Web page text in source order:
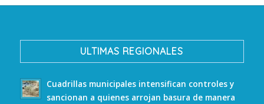
ULTIMAS REGIONALES
Cuadrillas municipales intensifican controles y
sancionan a quienes arrojan basura de manera